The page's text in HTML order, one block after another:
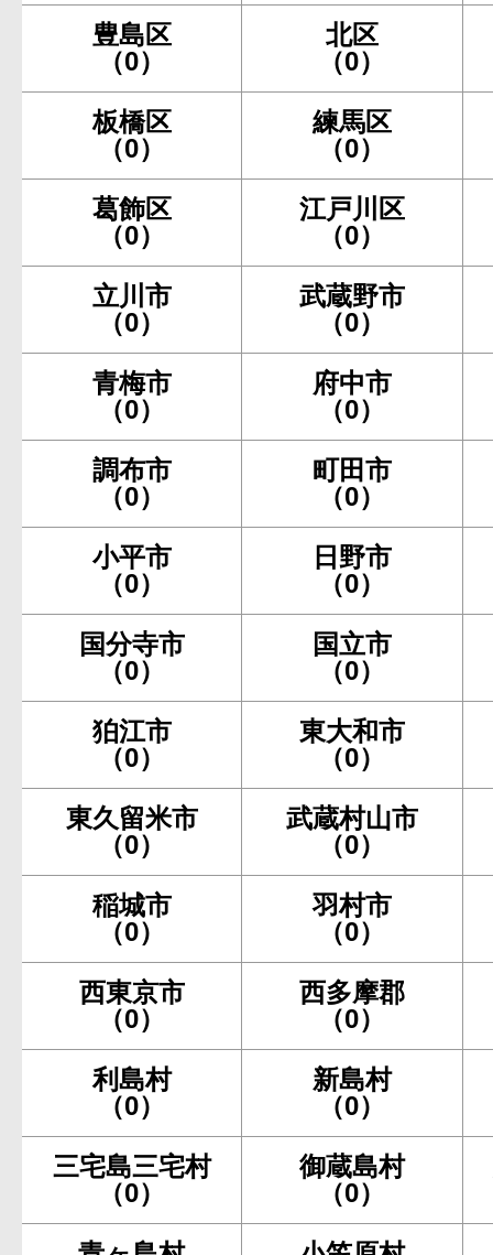
豊島区
（0）
北区
（0）
板橋区
（0）
練馬区
（0）
葛飾区
（0）
江戸川区
（0）
立川市
（0）
武蔵野市
（0）
青梅市
（0）
府中市
（0）
調布市
（0）
町田市
（0）
小平市
（0）
日野市
（0）
国分寺市
（0）
国立市
（0）
狛江市
（0）
東大和市
（0）
東久留米市
（0）
武蔵村山市
（0）
稲城市
（0）
羽村市
（0）
西東京市
（0）
西多摩郡
（0）
利島村
（0）
新島村
（0）
三宅島三宅村
（0）
御蔵島村
（0）